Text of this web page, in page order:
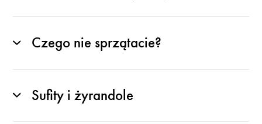
Czego nie sprzątacie?
Sufity i żyrandole